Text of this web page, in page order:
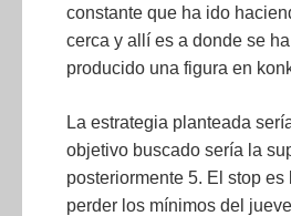
constante que ha ido
cerca y allí es a donde se
producido una figura en
La estrategia planteada
objetivo buscado sería la
posteriormente 5. El stop
perder los mínimos del